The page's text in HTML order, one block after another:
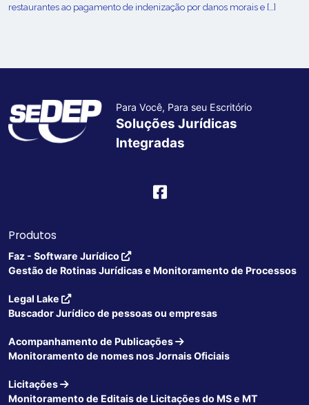
restaurantes ao pagamento de indenização por danos morais e […]
Para Você, Para seu Escritório
Soluções Jurídicas
Integradas
Produtos
Faz - Software Jurídico
Gestão de Rotinas Jurídicas e Monitoramento de Processos
Legal Lake
Buscador Jurídico de pessoas ou empresas
Acompanhamento de Publicações
Monitoramento de nomes nos Jornais Oficiais
Licitações
Monitoramento de Editais de Licitações do MS e MT